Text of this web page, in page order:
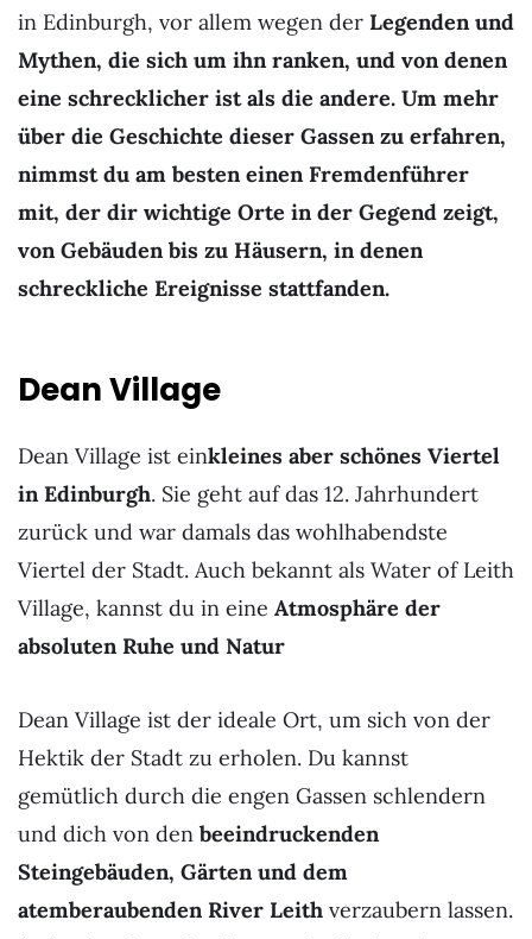
in Edinburgh, vor allem wegen der Legenden und
Mythen, die sich um ihn ranken, und von denen
eine schrecklicher ist als die andere. Um mehr
über die Geschichte dieser Gassen zu erfahren,
nimmst du am besten einen Fremdenführer
mit, der dir wichtige Orte in der Gegend zeigt,
von Gebäuden bis zu Häusern, in denen
schreckliche Ereignisse stattfanden.
Dean Village
Dean Village ist einkleines aber schönes Viertel
in Edinburgh. Sie geht auf das 12. Jahrhundert
zurück und war damals das wohlhabendste
Viertel der Stadt. Auch bekannt als Water of Leith
Village, kannst du in eine Atmosphäre der
absoluten Ruhe und Natur
Dean Village ist der ideale Ort, um sich von der
Hektik der Stadt zu erholen. Du kannst
gemütlich durch die engen Gassen schlendern
und dich von den beeindruckenden
Steingebäuden, Gärten und dem
atemberaubenden River Leith verzaubern lassen.